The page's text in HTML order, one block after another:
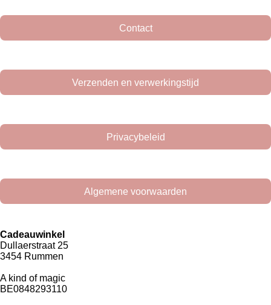
Contact
Verzenden en verwerkingstijd
Privacybeleid
Algemene voorwaarden
Cadeauwinkel
Dullaerstraat 25
3454 Rummen
A kind of magic
BE0848293110